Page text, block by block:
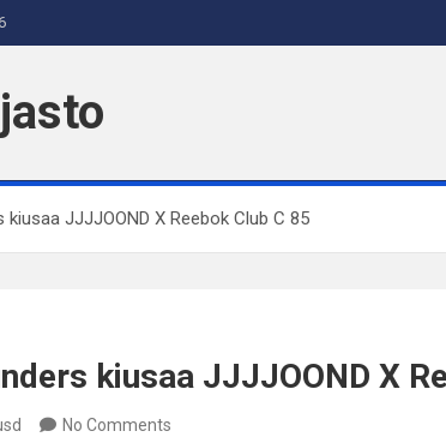
kiusaa JJJJOOND X Reebok Club C 85
kiusaa JJJJOOND X
No Comments